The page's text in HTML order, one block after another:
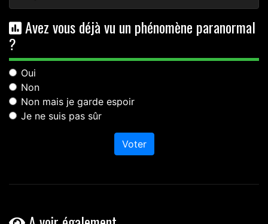
Avez vous déjà vu un phénomène paranormal
?
Oui
Non
Non mais je garde espoir
Je ne suis pas sûr
Voter